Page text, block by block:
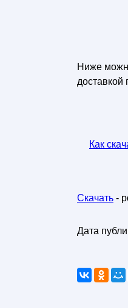
Ниже
доставкой
Как
Скачать -
Дата